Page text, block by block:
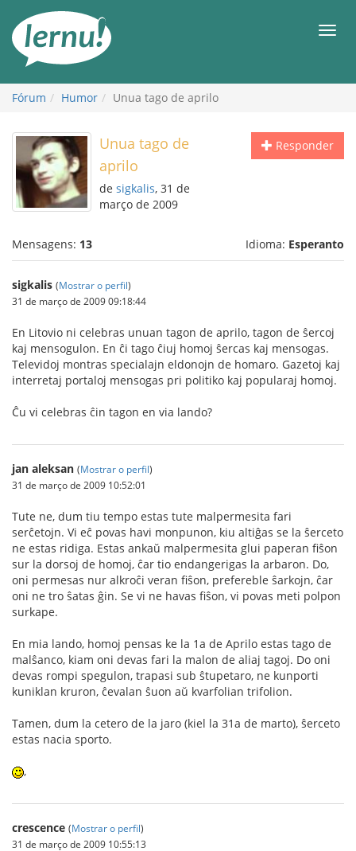
conteúdo
Fórum Humor Unua tago de aprilo
Responder
Unua tago de
aprilo
de sigkalis, 31 de
março de 2009
Mensagens: 13 Idioma: Esperanto
sigkalis (Mostrar o perfil)
31 de março de 2009 09:18:44
En Litovio ni celebras unuan tagon de aprilo, tagon de ŝercoj
kaj mensogulon. En ĉi tago ĉiuj homoj ŝercas kaj mensogas.
Televidoj montras specialajn eldonojn de homaro. Gazetoj kaj
interretaj portaloj mensogas pri politiko kaj popularaj homoj.
Ĉu vi celebras ĉin tagon en via lando?
jan aleksan (Mostrar o perfil)
31 de março de 2009 10:52:01
Tute ne, dum tiu tempo estas tute malpermesita fari
serĉetojn. Vi eĉ povas havi monpunon, kiu altiĝas se la ŝerceto
ne estas ridiga. Estas ankaŭ malpermesita glui paperan fiŝon
sur la dorsoj de homoj, ĉar tio endangerigas la arbaron. Do,
oni permesas nur alkroĉi veran fiŝon, prefereble ŝarkojn, ĉar
oni ne tro ŝatas ĝin. Se vi ne havas fiŝon, vi povas meti polpon
surkape.
En mia lando, homoj pensas ke la 1a de Aprilo estas tago de
malŝanco, kiam oni devas fari la malon de aliaj tagoj. Do oni
devas rompi spegulon, trapasi sub ŝtupetaro, ne kunporti
kuniklan kruron, ĉevalan ŝuon aŭ kvarfolian trifolion.
Tamen, dum la cetero de la jaro (kiel la 31a de marto), ŝerceto
estas nacia sporto.
,
crescence (Mostrar o perfil)
31 de março de 2009 10:55:13